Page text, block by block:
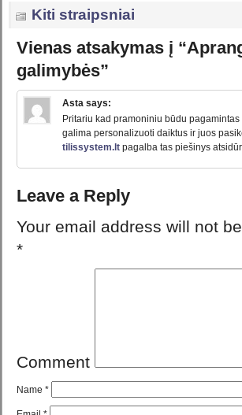
Kiti straipsniai
Vienas atsakymas į
galimybės”
Asta says:
Pritariu kad pramoniniu būdu
galima personalizuoti daiktus ir juos
tilissystem.lt pagalba tas piešinys
Leave a Reply
Your email address will not
*
Comment
Name *